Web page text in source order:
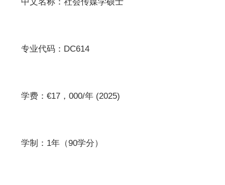
专业代码：DC614
学费：€17，000/年 (2025)
学制：1年（90学分）